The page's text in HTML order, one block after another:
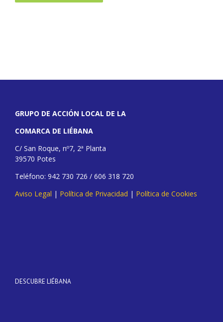
GRUPO DE ACCIÓN LOCAL DE LA
COMARCA DE LIÉBANA
C/ San Roque, nº7, 2ª Planta
39570 Potes
Teléfono: 942 730 726 / 606 318 720
Aviso Legal | Política de Privacidad | Política de Cookies
DESCUBRE LIÉBANA